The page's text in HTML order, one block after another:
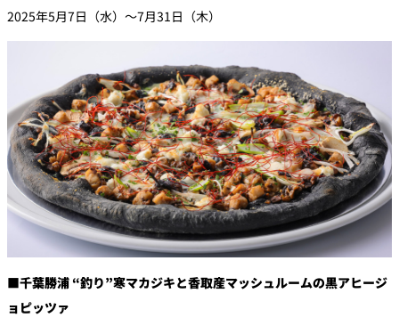
2025年5月7日（水）～7月31日（木）
■千葉勝浦 “釣り”寒マカジキと香取産マッシュルームの黒アヒージ
ョピッツァ